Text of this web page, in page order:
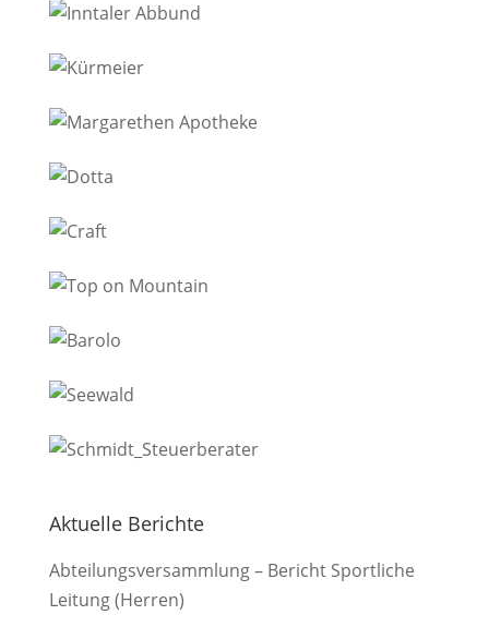
Aktuelle Berichte
Abteilungsversammlung – Bericht Sportliche
Leitung (Herren)